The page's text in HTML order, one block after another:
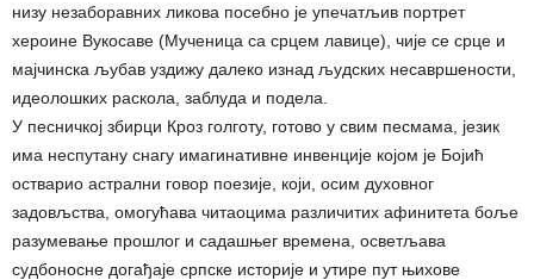
низу незаборавних ликова посебно је упечатљив портрет
хероине Вукосаве (Мученица са срцем лавице), чије се срце и
мајчинска љубав уздижу далеко изнад људских несавршености,
идеолошких раскола, заблуда и подела.
У песничкој збирци Кроз голготу, готово у свим песмама, језик
има неспутану снагу имагинативне инвенције којом је Бојић
остварио астрални говор поезије, који, осим духовног
задовљства, омогућава читаоцима различитих афинитета боље
разумевање прошлог и садашњег времена, осветљава
судбоносне догађаје српске историје и утире пут њихове